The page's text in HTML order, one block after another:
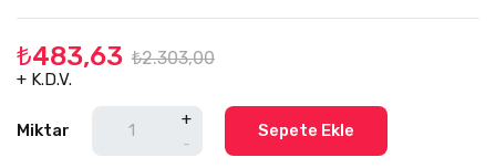
₺483,63 ₺2.303,00
+ K.D.V.
Miktar
+
-
Sepete Ekle